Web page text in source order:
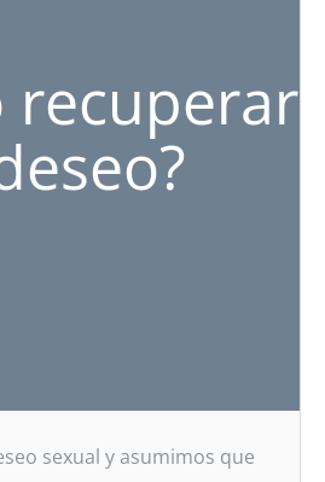
recuperar
sexual y asumimos que